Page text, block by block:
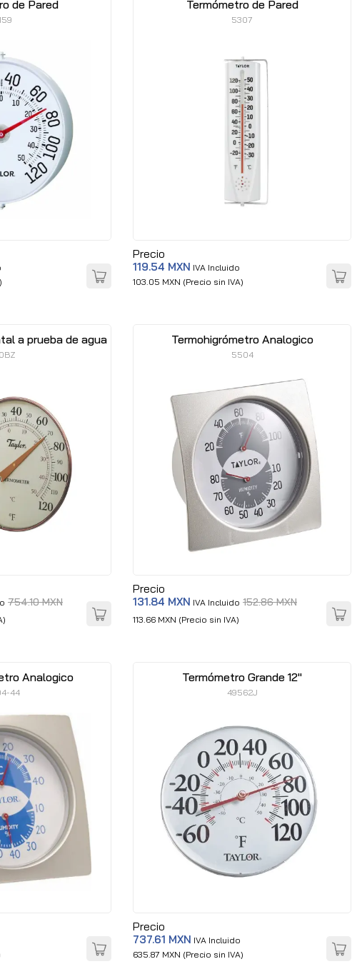
de Pared Termómetro de Pared
5307
Precio
119.54 MXN IVA Incluido
103.05 MXN (Precio sin IVA)
a prueba de agua
754.10 MXN
Termohigrómetro Analogico
5504
Precio
131.84 MXN IVA Incluido 152.86 MXN
113.66 MXN (Precio sin IVA)
Analogico
44
Termómetro Grande 12"
49562J
Precio
737.61 MXN IVA Incluido
635.87 MXN (Precio sin IVA)